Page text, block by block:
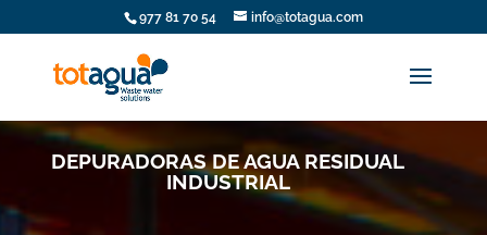
977 81 70 54 info@totagua.com
DEPURADORAS DE AGUA RESIDUAL
INDUSTRIAL